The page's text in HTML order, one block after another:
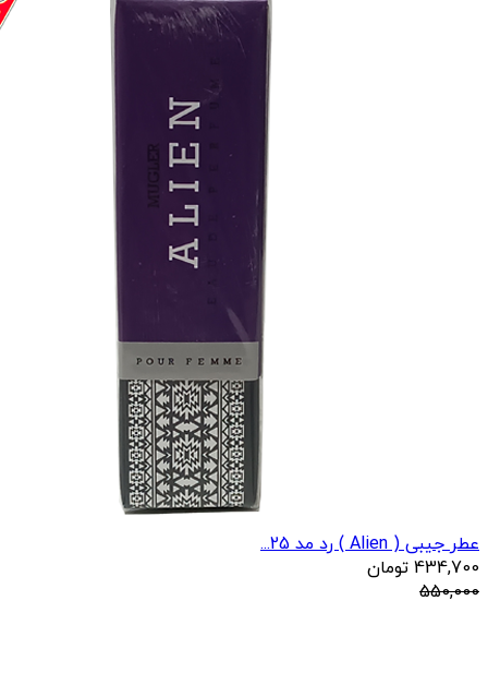
عطر جیبی ( Alien ) رد مد 25...
434,700 تومان
550,000